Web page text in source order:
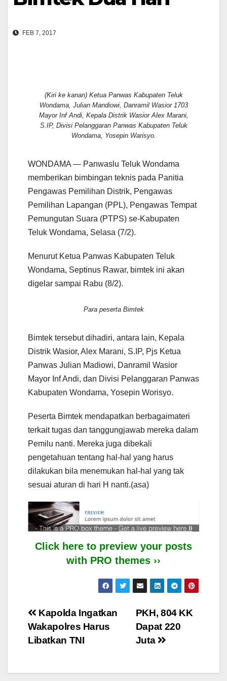
FEB 7, 2017
(Kiri ke kanan) Ketua Panwas Kabupaten Teluk
Wondama, Julian Mandiowi, Danramil Wasior 1703
Mayor Inf Andi, Kepala Distrik Wasior Alex Marani,
S.IP, Divisi Pelanggaran Panwas Kabupaten Teluk
Wondama, Yosepin Warisyo.
WONDAMA — Panwaslu Teluk Wondama
memberikan bimbingan teknis pada Panitia
Pengawas Pemilihan Distrik, Pengawas
Pemilihan Lapangan (PPL), Pengawas Tempat
Pemungutan Suara (PTPS) se-Kabupaten
Teluk Wondama, Selasa (7/2).
Menurut Ketua Panwas Kabupaten Teluk
Wondama, Septinus Rawar, bimtek ini akan
digelar sampai Rabu (8/2).
Para peserta Bimtek
Bimtek tersebut dihadiri, antara lain, Kepala
Distrik Wasior, Alex Marani, S.IP, Pjs Ketua
Panwas Julian Madiowi, Danramil Wasior
Mayor Inf Andi, dan Divisi Pelanggaran Panwas
Kabupaten Wondama, Yosepin Worisyo.
Peserta Bimtek mendapatkan berbagaimateri
terkait tugas dan tanggungjawab mereka dalam
Pemilu nanti. Mereka juga dibekali
pengetahuan tentang hal-hal yang harus
dilakukan bila menemukan hal-hal yang tak
sesuai aturan di hari H nanti.(asa)
Click here to preview your posts
with PRO themes ››
Post
navigation
PKH, 804 KK
Dapat 220
Juta
Kapolda Ingatkan
Wakapolres Harus
Libatkan TNI